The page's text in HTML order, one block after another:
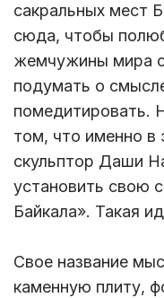
сакральных мест
сюда, чтобы
жемчужины мира с
подумать о
помедитировать.
том, что именно в
скульптор Даши
установить свою
Байкала». Такая
Свое название
каменную плиту,